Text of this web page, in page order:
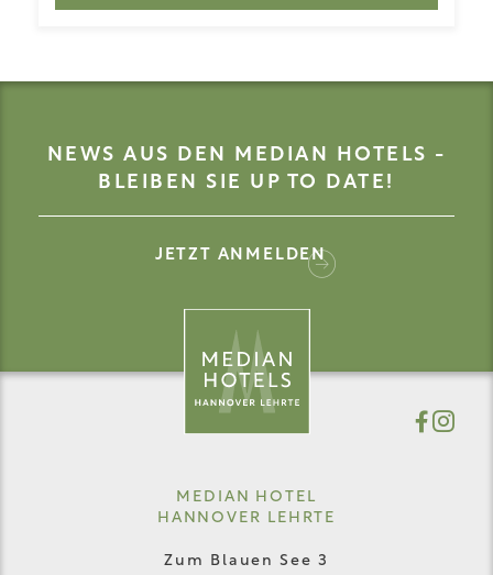
NEWS AUS DEN MEDIAN HOTELS -
BLEIBEN SIE UP TO DATE!
JETZT ANMELDEN
MEDIAN HOTEL
HANNOVER LEHRTE
Zum Blauen See 3